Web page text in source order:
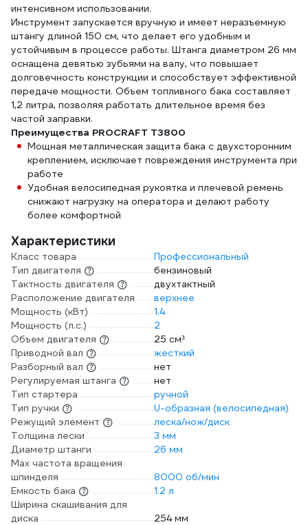
интенсивном использовании.
Инструмент запускается вручную и имеет неразъемную
штангу длиной 150 см, что делает его удобным и
устойчивым в процессе работы. Штанга диаметром 26 мм
оснащена девятью зубьями на валу, что повышает
долговечность конструкции и способствует эффективной
передаче мощности. Объем топливного бака составляет
1,2 литра, позволяя работать длительное время без
частой заправки.
Преимущества PROCRAFT T3800
Мощная металлическая защита бака с двухсторонним
креплением, исключает повреждения инструмента при
работе
Удобная велосипедная рукоятка и плечевой ремень
снижают нагрузку на оператора и делают работу
более комфортной
Характеристики
Класс товара
Профессиональный
Тип двигателя
бензиновый
Тактность двигателя
двухтактный
Расположение двигателя
верхнее
Мощность (кВт)
1.4
Мощность (л.с.)
2
Объем двигателя
25 см³
Приводной вал
жесткий
Разборный вал
нет
Регулируемая штанга
нет
Тип стартера
ручной
Тип ручки
U-образная (велосипедная)
Режущий элемент
леска/нож/диск
Толщина лески
3 мм
Диаметр штанги
26 мм
Max частота вращения
шпинделя
8000 об/мин
Емкость бака
1.2 л
Ширина скашивания для
диска
254 мм